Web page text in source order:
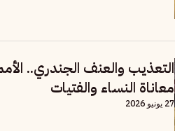
التعذيب والعنف الجندري..
معاناة النساء والفتيات
27 يونيو 2026